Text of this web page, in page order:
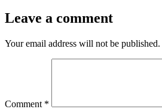
Leave a comment
Your email address will not be published.
Comment *